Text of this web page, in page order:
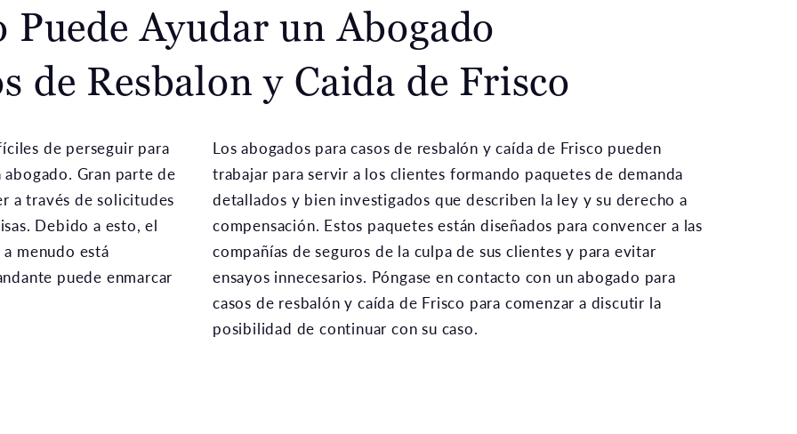
Puede Ayudar un Abogado
de Resbalon y Caida de Frisco
de perseguir para
Gran parte de
a través de solicitudes
Debido a esto, el
menudo está
puede enmarcar
Los abogados para casos de resbalón y caída de Frisco pueden
trabajar para servir a los clientes formando paquetes de demanda
detallados y bien investigados que describen la ley y su derecho a
compensación. Estos paquetes están diseñados para convencer a las
compañías de seguros de la culpa de sus clientes y para evitar
ensayos innecesarios. Póngase en contacto con un abogado para
casos de resbalón y caída de Frisco para comenzar a discutir la
posibilidad de continuar con su caso.